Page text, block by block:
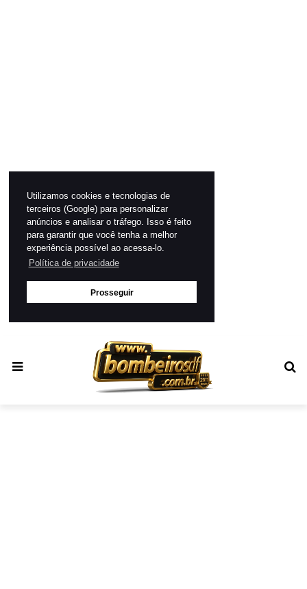
Utilizamos cookies e tecnologias de
terceiros (Google) para personalizar
anúncios e analisar o tráfego. Isso é feito
para garantir que você tenha a melhor
experiência possível ao acessa-lo.
Política de privacidade
Prosseguir